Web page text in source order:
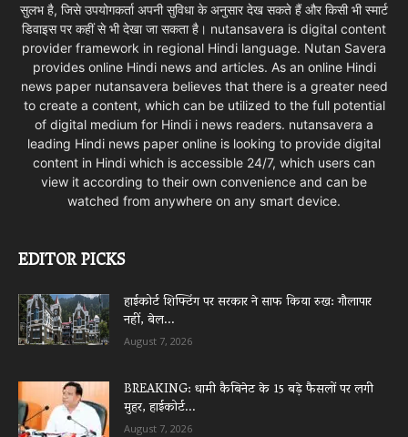
सुलभ है, जिसे उपयोगकर्ता अपनी सुविधा के अनुसार देख सकते हैं और किसी भी स्मार्ट
डिवाइस पर कहीं से भी देखा जा सकता है। nutansavera is digital content
provider framework in regional Hindi language. Nutan Savera
provides online Hindi news and articles. As an online Hindi
news paper nutansavera believes that there is a greater need
to create a content, which can be utilized to the full potential
of digital medium for Hindi i news readers. nutansavera a
leading Hindi news paper online is looking to provide digital
content in Hindi which is accessible 24/7, which users can
view it according to their own convenience and can be
watched from anywhere on any smart device.
EDITOR PICKS
हाईकोर्ट शिफ्टिंग पर सरकार ने साफ किया रुख: गौलापार
नहीं, बेल...
August 7, 2026
BREAKING: धामी कैबिनेट के 15 बड़े फैसलों पर लगी
मुहर, हाईकोर्ट...
August 7, 2026